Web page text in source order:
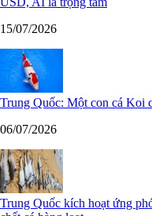
15/07/2026
Trung Quốc: Một con cá Koi
06/07/2026
Trung Quốc kích hoạt ứng